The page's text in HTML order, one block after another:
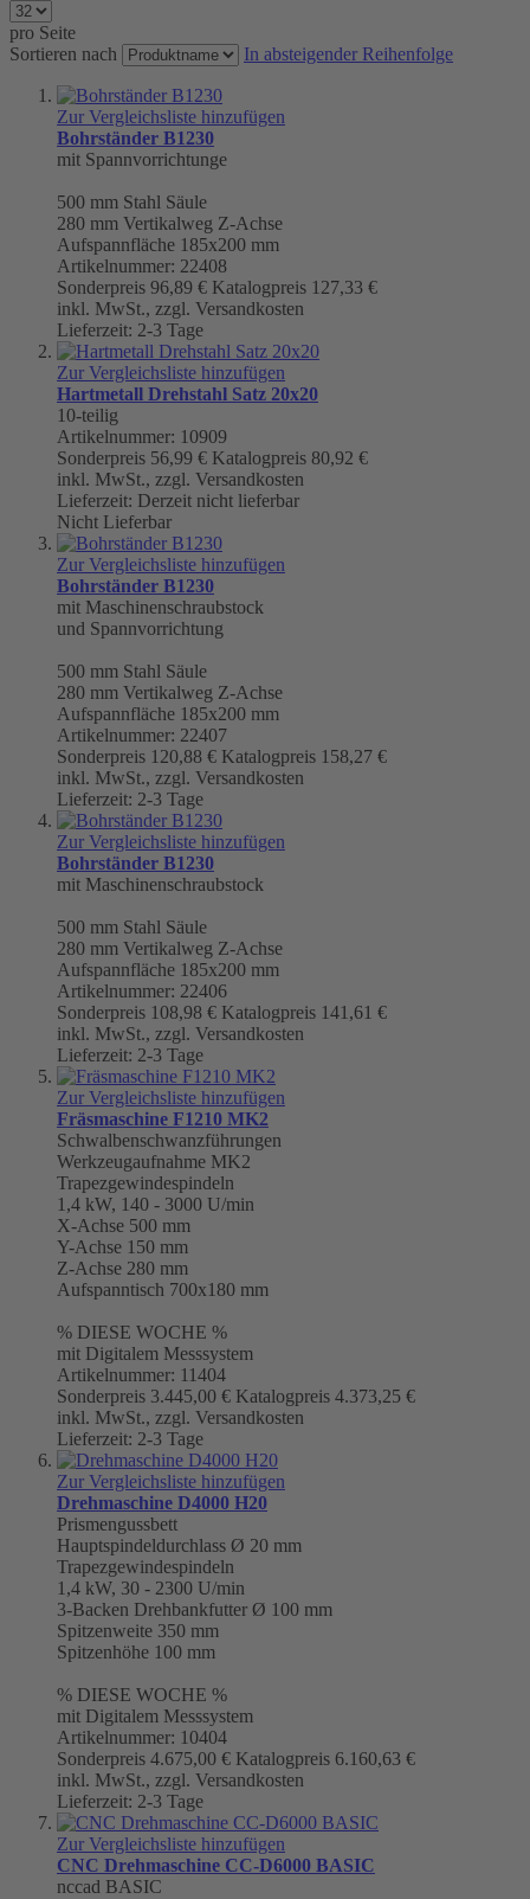
pro Seite
Sortieren nach
In absteigender Reihenfolge
Zur Vergleichsliste hinzufügen
Bohrständer B1230
mit Spannvorrichtunge
500 mm Stahl Säule
280 mm Vertikalweg Z-Achse
Aufspannfläche 185x200 mm
Artikelnummer: 22408
Sonderpreis 96,89 € Katalogpreis 127,33 €
inkl. MwSt., zzgl. Versandkosten
Lieferzeit: 2-3 Tage
Zur Vergleichsliste hinzufügen
Hartmetall Drehstahl Satz 20x20
10-teilig
Artikelnummer: 10909
Sonderpreis 56,99 € Katalogpreis 80,92 €
inkl. MwSt., zzgl. Versandkosten
Lieferzeit: Derzeit nicht lieferbar
Nicht Lieferbar
Zur Vergleichsliste hinzufügen
Bohrständer B1230
mit Maschinenschraubstock
und Spannvorrichtung
500 mm Stahl Säule
280 mm Vertikalweg Z-Achse
Aufspannfläche 185x200 mm
Artikelnummer: 22407
Sonderpreis 120,88 € Katalogpreis 158,27 €
inkl. MwSt., zzgl. Versandkosten
Lieferzeit: 2-3 Tage
Zur Vergleichsliste hinzufügen
Bohrständer B1230
mit Maschinenschraubstock
500 mm Stahl Säule
280 mm Vertikalweg Z-Achse
Aufspannfläche 185x200 mm
Artikelnummer: 22406
Sonderpreis 108,98 € Katalogpreis 141,61 €
inkl. MwSt., zzgl. Versandkosten
Lieferzeit: 2-3 Tage
Zur Vergleichsliste hinzufügen
Fräsmaschine F1210 MK2
Schwalbenschwanzführungen
Werkzeugaufnahme MK2
Trapezgewindespindeln
1,4 kW, 140 - 3000 U/min
X-Achse 500 mm
Y-Achse 150 mm
Z-Achse 280 mm
Aufspanntisch 700x180 mm
% DIESE WOCHE %
mit Digitalem Messsystem
Artikelnummer: 11404
Sonderpreis 3.445,00 € Katalogpreis 4.373,25 €
inkl. MwSt., zzgl. Versandkosten
Lieferzeit: 2-3 Tage
Zur Vergleichsliste hinzufügen
Drehmaschine D4000 H20
Prismengussbett
Hauptspindeldurchlass Ø 20 mm
Trapezgewindespindeln
1,4 kW, 30 - 2300 U/min
3-Backen Drehbankfutter Ø 100 mm
Spitzenweite 350 mm
Spitzenhöhe 100 mm
% DIESE WOCHE %
mit Digitalem Messsystem
Artikelnummer: 10404
Sonderpreis 4.675,00 € Katalogpreis 6.160,63 €
inkl. MwSt., zzgl. Versandkosten
Lieferzeit: 2-3 Tage
Zur Vergleichsliste hinzufügen
CNC Drehmaschine CC-D6000 BASIC
nccad BASIC